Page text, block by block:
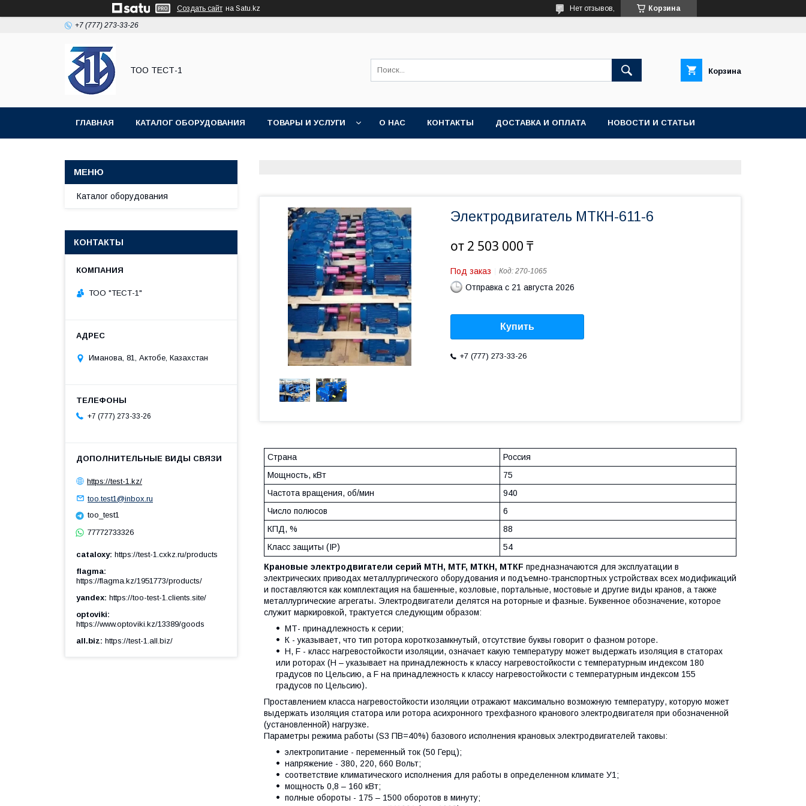
Создать сайт на Satu.kz Корзина
Нет отзывов,
+7 (777) 273-33-26
ТОО ТЕСТ-1 Корзина
ГЛАВНАЯ КАТАЛОГ ОБОРУДОВАНИЯ ТОВАРЫ И УСЛУГИ О НАС КОНТАКТЫ ДОСТАВКА И ОПЛАТА НОВОСТИ И СТАТЬИ
Электродвигатель МТКН-611-6
от 2 503 000 ₸
Под заказ Код: 270-1065
Отправка с 21 августа 2026
Купить
+7 (777) 273-33-26
Страна
Россия
Мощность, кВт
75
Частота вращения, об/мин
940
Число полюсов
6
КПД, %
88
Класс защиты (IP)
54
Крановые электродвигатели серий МТН, МТF, МТКН, МТКF предназначаются для эксплуатации в
электрических приводах металлургического оборудования и подъемно-транспортных устройствах всех модификаций
и поставляются как комплектация на башенные, козловые, портальные, мостовые и другие виды кранов, а также
металлургические агрегаты. Электродвигатели делятся на роторные и фазные. Буквенное обозначение, которое
служит маркировкой, трактуется следующим образом:
МТ- принадлежность к серии;
К - указывает, что тип ротора короткозамкнутый, отсутствие буквы говорит о фазном роторе.
Н, F - класс нагревостойкости изоляции, означает какую температуру может выдержать изоляция в статорах
или роторах (Н – указывает на принадлежность к классу нагревостойкости с температурным индексом 180
градусов по Цельсию, а F на принадлежность к классу нагревостойкости с температурным индексом 155
градусов по Цельсию).
Проставлением класса нагревостойкости изоляции отражают максимально возможную температуру, которую может
выдержать изоляция статора или ротора асихронного трехфазного кранового электродвигателя при обозначенной
(установленной) нагрузке.
Параметры режима работы (S3 ПВ=40%) базового исполнения крановых электродвигателей таковы:
электропитание - переменный ток (50 Герц);
напряжение - 380, 220, 660 Вольт;
соответствие климатического исполнения для работы в определенном климате У1;
мощность 0,8 – 160 кВт;
полные обороты - 175 – 1500 оборотов в минуту;
Каталог оборудования
КОНТАКТЫ
ТОО "ТЕСТ-1"
Иманова, 81, Актобе, Казахстан
+7 (777) 273-33-26
https://test-1.kz/
too.test1@inbox.ru
too_test1
77772733326
cataloxy https://test-1.cxkz.ru/products
flagma
https://flagma.kz/1951773/products/
yandex https://too-test-1.clients.site/
optoviki
https://www.optoviki.kz/13389/goods
all.biz https://test-1.all.biz/